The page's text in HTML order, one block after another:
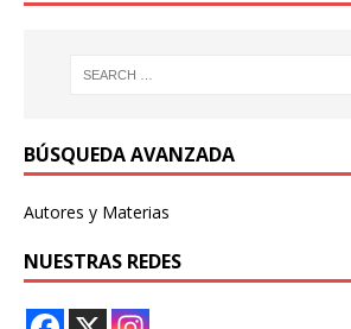
BÚSQUEDA AVANZADA
Autores y Materias
NUESTRAS REDES